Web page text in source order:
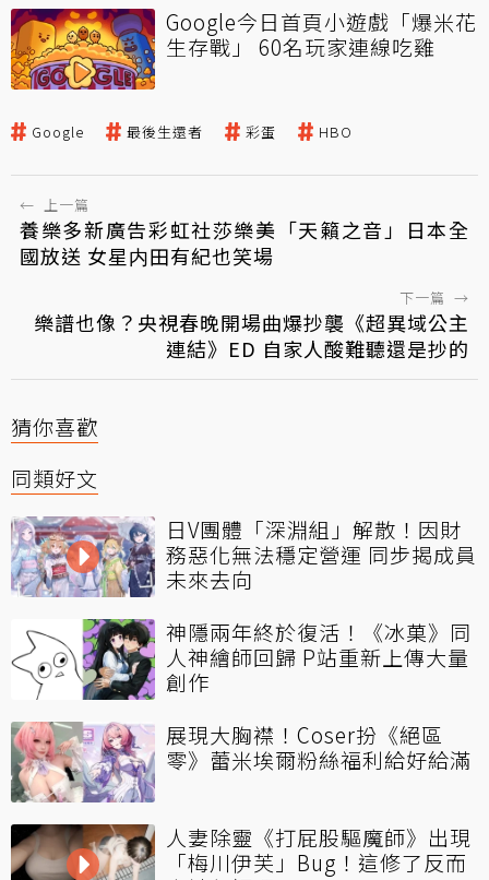
Google今日首頁小遊戲「爆米花
生存戰」 60名玩家連線吃雞
Google 最後生還者 彩蛋 HBO
← 上一篇
養樂多新廣告彩虹社莎樂美「天籟之音」日本全
國放送 女星内田有紀也笑場
下一篇 →
樂譜也像？央視春晚開場曲爆抄襲《超異域公主
連結》ED 自家人酸難聽還是抄的
猜你喜歡
同類好文
日V團體「深淵組」解散！因財
務惡化無法穩定營運 同步揭成員
未來去向
神隱兩年終於復活！《冰菓》同
人神繪師回歸 P站重新上傳大量
創作
展現大胸襟！Coser扮《絕區
零》蕾米埃爾粉絲福利給好給滿
人妻除靈《打屁股驅魔師》出現
「梅川伊芙」Bug！這修了反而